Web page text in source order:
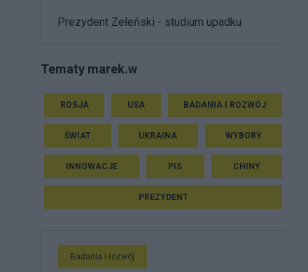
Prezydent Zełeński - studium upadku
Tematy marek.w
ROSJA USA BADANIA I ROZWÓJ
ŚWIAT UKRAINA WYBORY
INNOWACJE PIS CHINY
PREZYDENT
Badania i rozwój